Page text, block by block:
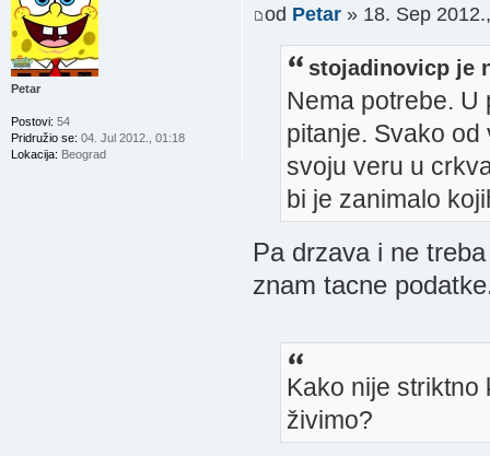
od Petar» 18. Sep
stojadinovicp je
Nema potrebe.
pitanje. Svako
svoju veru u
bi je zanimalo
Pa drzava i ne
znam tacne
Kako nije
živimo?
Petar
Postovi: 54
Pridružio se: 04. Jul 2012., 01:18
Lokacija: Beograd